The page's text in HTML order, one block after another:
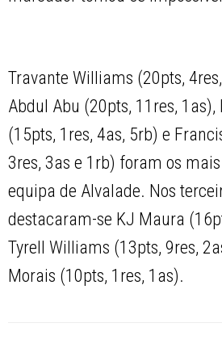
Travante Williams (20pts,
Abdul Abu (20pts, 11res, 1as),
(15pts, 1res, 4as, 5rb) e
3res, 3as e 1rb) foram os
equipa de Alvalade. Nos
destacaram-se KJ Maura
Tyrell Williams (13pts, 9res,
Morais (10pts, 1res, 1as).